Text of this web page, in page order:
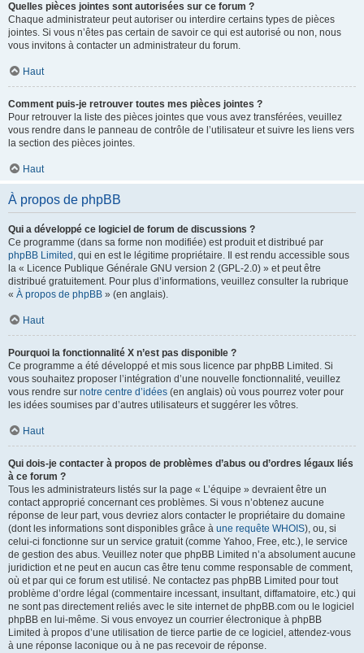
Quelles pièces jointes sont autorisées sur ce forum ?
Chaque administrateur peut autoriser ou interdire certains types de pièces
jointes. Si vous n’êtes pas certain de savoir ce qui est autorisé ou non, nous
vous invitons à contacter un administrateur du forum.
Haut
Comment puis-je retrouver toutes mes pièces jointes ?
Pour retrouver la liste des pièces jointes que vous avez transférées, veuillez
vous rendre dans le panneau de contrôle de l’utilisateur et suivre les liens vers
la section des pièces jointes.
Haut
À propos de phpBB
Qui a développé ce logiciel de forum de discussions ?
Ce programme (dans sa forme non modifiée) est produit et distribué par
phpBB Limited , qui en est le légitime propriétaire. Il est rendu accessible sous
la « Licence Publique Générale GNU version 2 (GPL-2.0) » et peut être
distribué gratuitement. Pour plus d’informations, veuillez consulter la rubrique
« À propos de phpBB » (en anglais).
Haut
Pourquoi la fonctionnalité X n’est pas disponible ?
Ce programme a été développé et mis sous licence par phpBB Limited. Si
vous souhaitez proposer l’intégration d’une nouvelle fonctionnalité, veuillez
vous rendre sur notre centre d’idées (en anglais) où vous pourrez voter pour
les idées soumises par d’autres utilisateurs et suggérer les vôtres.
Haut
Qui dois-je contacter à propos de problèmes d’abus ou d’ordres légaux liés
à ce forum ?
Tous les administrateurs listés sur la page « L’équipe » devraient être un
contact approprié concernant ces problèmes. Si vous n’obtenez aucune
réponse de leur part, vous devriez alors contacter le propriétaire du domaine
(dont les informations sont disponibles grâce à une requête WHOIS), ou, si
celui-ci fonctionne sur un service gratuit (comme Yahoo, Free, etc.), le service
de gestion des abus. Veuillez noter que phpBB Limited n’a absolument aucune
juridiction et ne peut en aucun cas être tenu comme responsable de comment,
où et par qui ce forum est utilisé. Ne contactez pas phpBB Limited pour tout
problème d’ordre légal (commentaire incessant, insultant, diffamatoire, etc.) qui
ne sont pas directement reliés avec le site internet de phpBB.com ou le logiciel
phpBB en lui-même. Si vous envoyez un courrier électronique à phpBB
Limited à propos d’une utilisation de tierce partie de ce logiciel, attendez-vous
à une réponse laconique ou à ne pas recevoir de réponse.